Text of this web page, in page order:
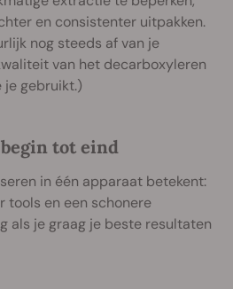
en consistenter uitpakken.
nog steeds af van je
van het decarboxyleren
je gebruikt.)
tot eind
in één apparaat betekent:
tools en een schonere
als je graag je beste resultaten